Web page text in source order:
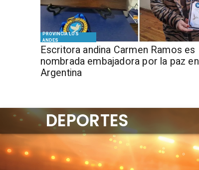
PROVINCIA LOS
ANDES
Escritora andina Carmen Ramos es
nombrada embajadora por la paz en
Argentina
DEPORTES